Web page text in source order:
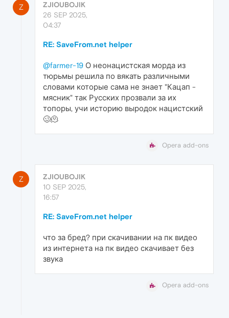
Z
ZJIOUBOJIK
26 SEP 2025,
04:37
RE: SaveFrom.net helper
@farmer-19 О неонацистская морда из
тюрьмы решила по вякать различными
словами которые сама не знает "Кацап -
мясник" так Русских прозвали за их
топоры, учи историю выродок нацистский
🥴🫠
Opera add-ons
Z
ZJIOUBOJIK
10 SEP 2025,
16:57
RE: SaveFrom.net helper
что за бред? при скачивании на пк видео
из интернета на пк видео скачивает без
звука
Opera add-ons